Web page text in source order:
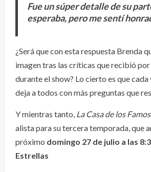
Fue un súper detalle de su
esperaba, pero me sentí
¿Será que con esta respuesta Brenda
imagen tras las críticas que recibió
durante el show? Lo cierto es que cada
deja a todos con más preguntas que
Y mientras tanto, La Casa de los
alista para su tercera temporada, que
próximo domingo 27 de julio a las
Estrellas